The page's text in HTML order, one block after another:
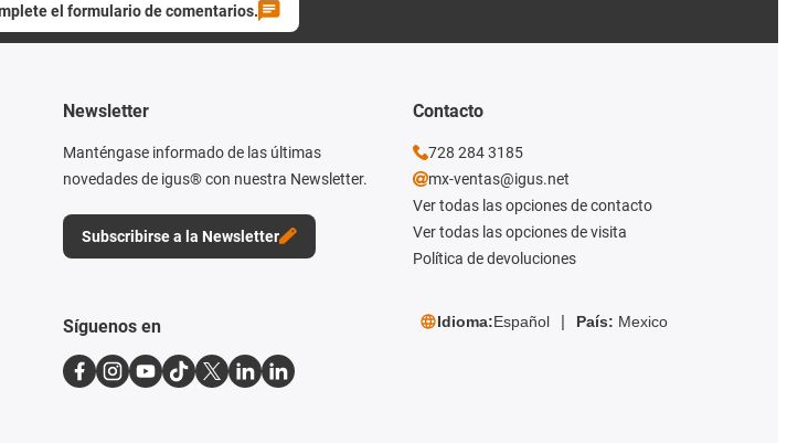
el formulario de comentarios.
Newsletter
Manténgase informado de las últimas
novedades de igus® con nuestra Newsletter.
Subscribirse a la Newsletter
Contacto
728 284 3185
mx-ventas@igus.net
Ver todas las opciones de contacto
Ver todas las opciones de visita
Política de devoluciones
Síguenos en Idioma:Español País: Mexico